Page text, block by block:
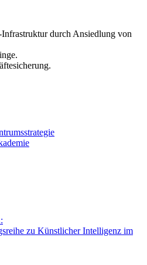
durch Ansiedlung von
zu Künstlicher Intelligenz im